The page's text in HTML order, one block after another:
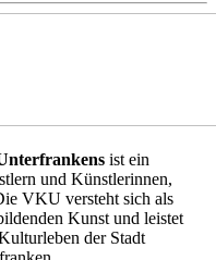
ist ein
und Künstlerinnen,
VKU versteht sich als
Kunst und leistet
der Stadt